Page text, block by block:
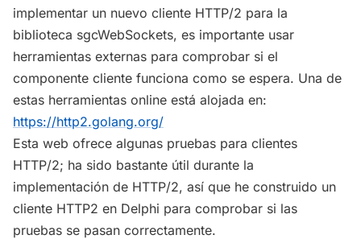
implementar un nuevo cliente HTTP/2 para la
biblioteca sgcWebSockets, es importante usar
herramientas externas para comprobar si el
componente cliente funciona como se espera. Una de
estas herramientas online está alojada en:
https://http2.golang.org/
Esta web ofrece algunas pruebas para clientes
HTTP/2; ha sido bastante útil durante la
implementación de HTTP/2, así que he construido un
cliente HTTP2 en Delphi para comprobar si las
pruebas se pasan correctamente.